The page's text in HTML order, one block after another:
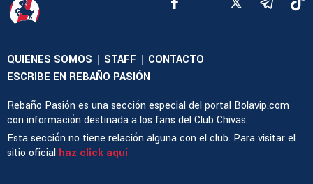
QUIENES SOMOS STAFF CONTACTO
ESCRIBE EN REBAÑO PASIÓN
Rebaño Pasión es una sección especial del portal Bolavip.com
con información destinada a los fans del Club Chivas.
Esta sección no tiene relación alguna con el club. Para visitar el
sitio oficial haz click aquí